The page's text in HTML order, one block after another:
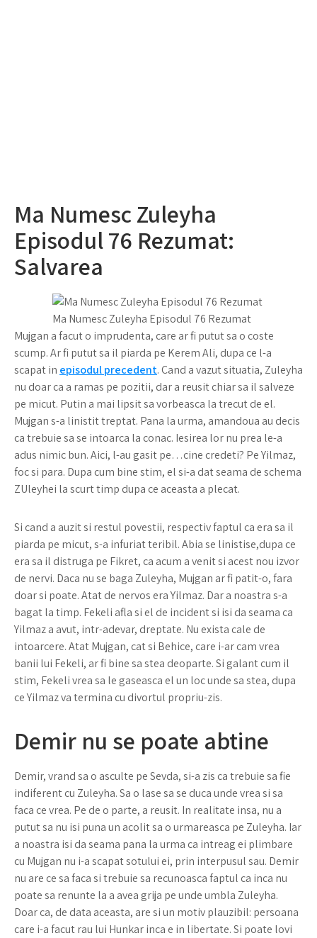
Ma Numesc Zuleyha
Episodul 76 Rezumat:
Salvarea
Ma Numesc Zuleyha Episodul 76 Rezumat
Mujgan a facut o imprudenta, care ar fi putut sa o coste
scump. Ar fi putut sa il piarda pe Kerem Ali, dupa ce l-a
scapat in episodul precedent. Cand a vazut situatia, Zuleyha
nu doar ca a ramas pe pozitii, dar a reusit chiar sa il salveze
pe micut. Putin a mai lipsit sa vorbeasca la trecut de el.
Mujgan s-a linistit treptat. Pana la urma, amandoua au decis
ca trebuie sa se intoarca la conac. Iesirea lor nu prea le-a
adus nimic bun. Aici, l-au gasit pe…cine credeti? Pe Yilmaz,
foc si para. Dupa cum bine stim, el si-a dat seama de schema
ZUleyhei la scurt timp dupa ce aceasta a plecat.
Si cand a auzit si restul povestii, respectiv faptul ca era sa il
piarda pe micut, s-a infuriat teribil. Abia se linistise,dupa ce
era sa il distruga pe Fikret, ca acum a venit si acest nou izvor
de nervi. Daca nu se baga Zuleyha, Mujgan ar fi patit-o, fara
doar si poate. Atat de nervos era Yilmaz. Dar a noastra s-a
bagat la timp. Fekeli afla si el de incident si isi da seama ca
Yilmaz a avut, intr-adevar, dreptate. Nu exista cale de
intoarcere. Atat Mujgan, cat si Behice, care i-ar cam vrea
banii lui Fekeli, ar fi bine sa stea deoparte. Si galant cum il
stim, Fekeli vrea sa le gaseasca el un loc unde sa stea, dupa
ce Yilmaz va termina cu divortul propriu-zis.
Demir nu se poate abtine
Demir, vrand sa o asculte pe Sevda, si-a zis ca trebuie sa fie
indiferent cu Zuleyha. Sa o lase sa se duca unde vrea si sa
faca ce vrea. Pe de o parte, a reusit. In realitate insa, nu a
putut sa nu isi puna un acolit sa o urmareasca pe Zuleyha. Iar
a noastra isi da seama pana la urma ca intreag ei plimbare
cu Mujgan nu i-a scapat sotului ei, prin interpusul sau. Demir
nu are ce sa faca si trebuie sa recunoasca faptul ca inca nu
poate sa renunte la a avea grija pe unde umbla Zuleyha.
Doar ca, de data aceasta, are si un motiv plauzibil: persoana
care i-a facut rau lui Hunkar inca e in libertate. Si poate lovi